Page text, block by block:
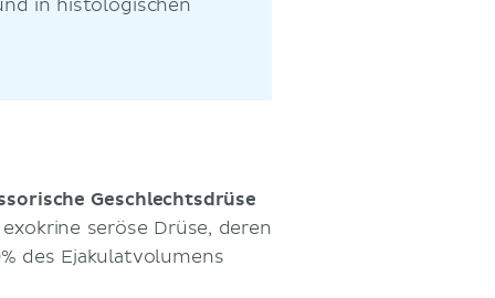
in histologischen
Geschlechtsdrüse
seröse Drüse, deren
des Ejakulatvolumens